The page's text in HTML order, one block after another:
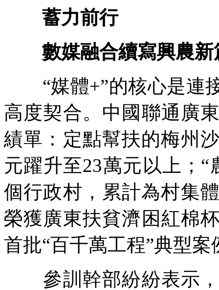
蓄力前行
數媒融合續寫興農新
“媒體+”的核心是連
高度契合。中國聯通廣
績單：定點幫扶的梅州
元躍升至23萬元以上；“
個行政村，累計為村集
榮獲廣東扶貧濟困紅棉
首批“百千萬工程”典型案
參訓幹部紛紛表示，